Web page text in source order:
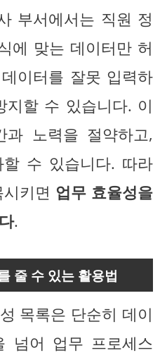
부서에서는 직원 정
에 맞는 데이터만 허
이터를 잘못 입력하
지할 수 있습니다. 이
과 노력을 절약하고,
수 있습니다. 따라
키면 업무 효율성을
.
줄 수 있는 활용법
목록은 단순히 데이
넘어 업무 프로세스